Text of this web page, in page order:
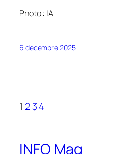
Photo : IA
6 décembre 2025
1 2 34
INFO Mag